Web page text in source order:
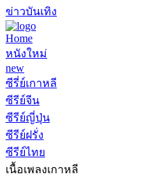
ข่าวบันเทิง
Home
หนังใหม่
new
ซีรี่ย์เกาหลี
ซีรีย์จีน
ซีรีย์ญี่ปุ่น
ซีรีย์ฝรั่ง
ซีรีย์ไทย
เนื้อเพลงเกาหลี